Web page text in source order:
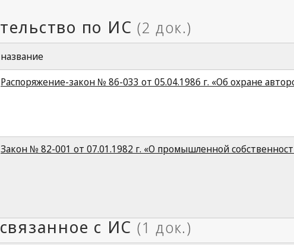
название
Распоряжение-закон № 86-033 от 05.04.1986 г. «Об охране
Закон № 82-001 от 07.01.1982 г. «О промышленной